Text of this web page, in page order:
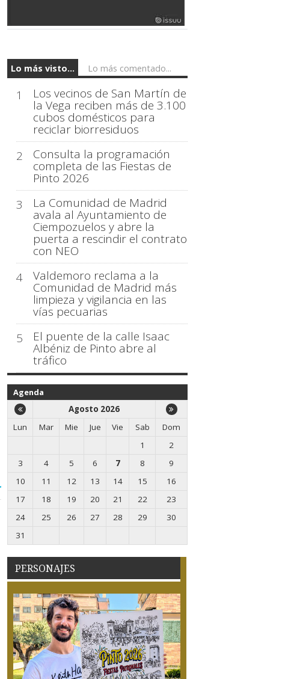
Lo más visto... Lo más comentado...
1 Los vecinos de San Martín de
la Vega reciben más de 3.100
cubos domésticos para
reciclar biorresiduos
2
Consulta la programación
completa de las Fiestas de
Pinto 2026
3
La Comunidad de Madrid
avala al Ayuntamiento de
Ciempozuelos y abre la
puerta a rescindir el contrato
con NEO
4
Valdemoro reclama a la
Comunidad de Madrid más
limpieza y vigilancia en las
vías pecuarias
5
El puente de la calle Isaac
Albéniz de Pinto abre al
tráfico
Agenda
Agosto 2026
Lun
Mar Mie Jue Vie Sab
Dom
1
2
3
4 5 6 7 8
9
10
11 12 13 14 15
16
17
18 19 20 21 22
23
24
25 26 27 28 29
30
31
PERSONAJES